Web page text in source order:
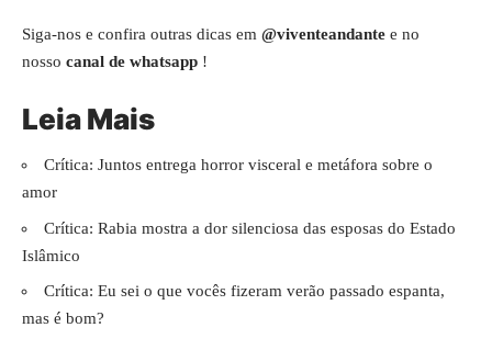
Siga-nos e confira outras dicas em @viventeandante e no
nosso canal de whatsapp !
Leia Mais
Crítica: Juntos entrega horror visceral e metáfora sobre o
amor
Crítica: Rabia mostra a dor silenciosa das esposas do Estado
Islâmico
Crítica: Eu sei o que vocês fizeram verão passado espanta,
mas é bom?